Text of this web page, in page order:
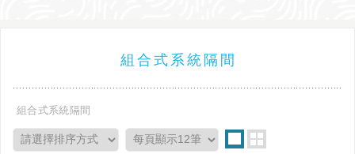
組合式系統隔間
組合式系統隔間